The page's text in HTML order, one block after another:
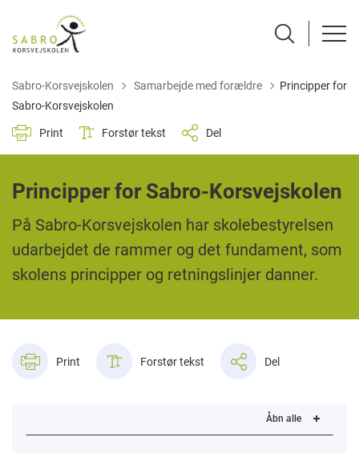
Sabro-Korsvejskolen Tilbage til
Samarbejde med forældre
Principper for
Sabro-Korsvejskolen
Print Forstør tekst Del
Principper for Sabro-Korsvejskolen
På Sabro-Korsvejskolen har skolebestyrelsen
udarbejdet de rammer og det fundament, som
skolens principper og retningslinjer danner.
Print Forstør tekst Del
Åbn alle